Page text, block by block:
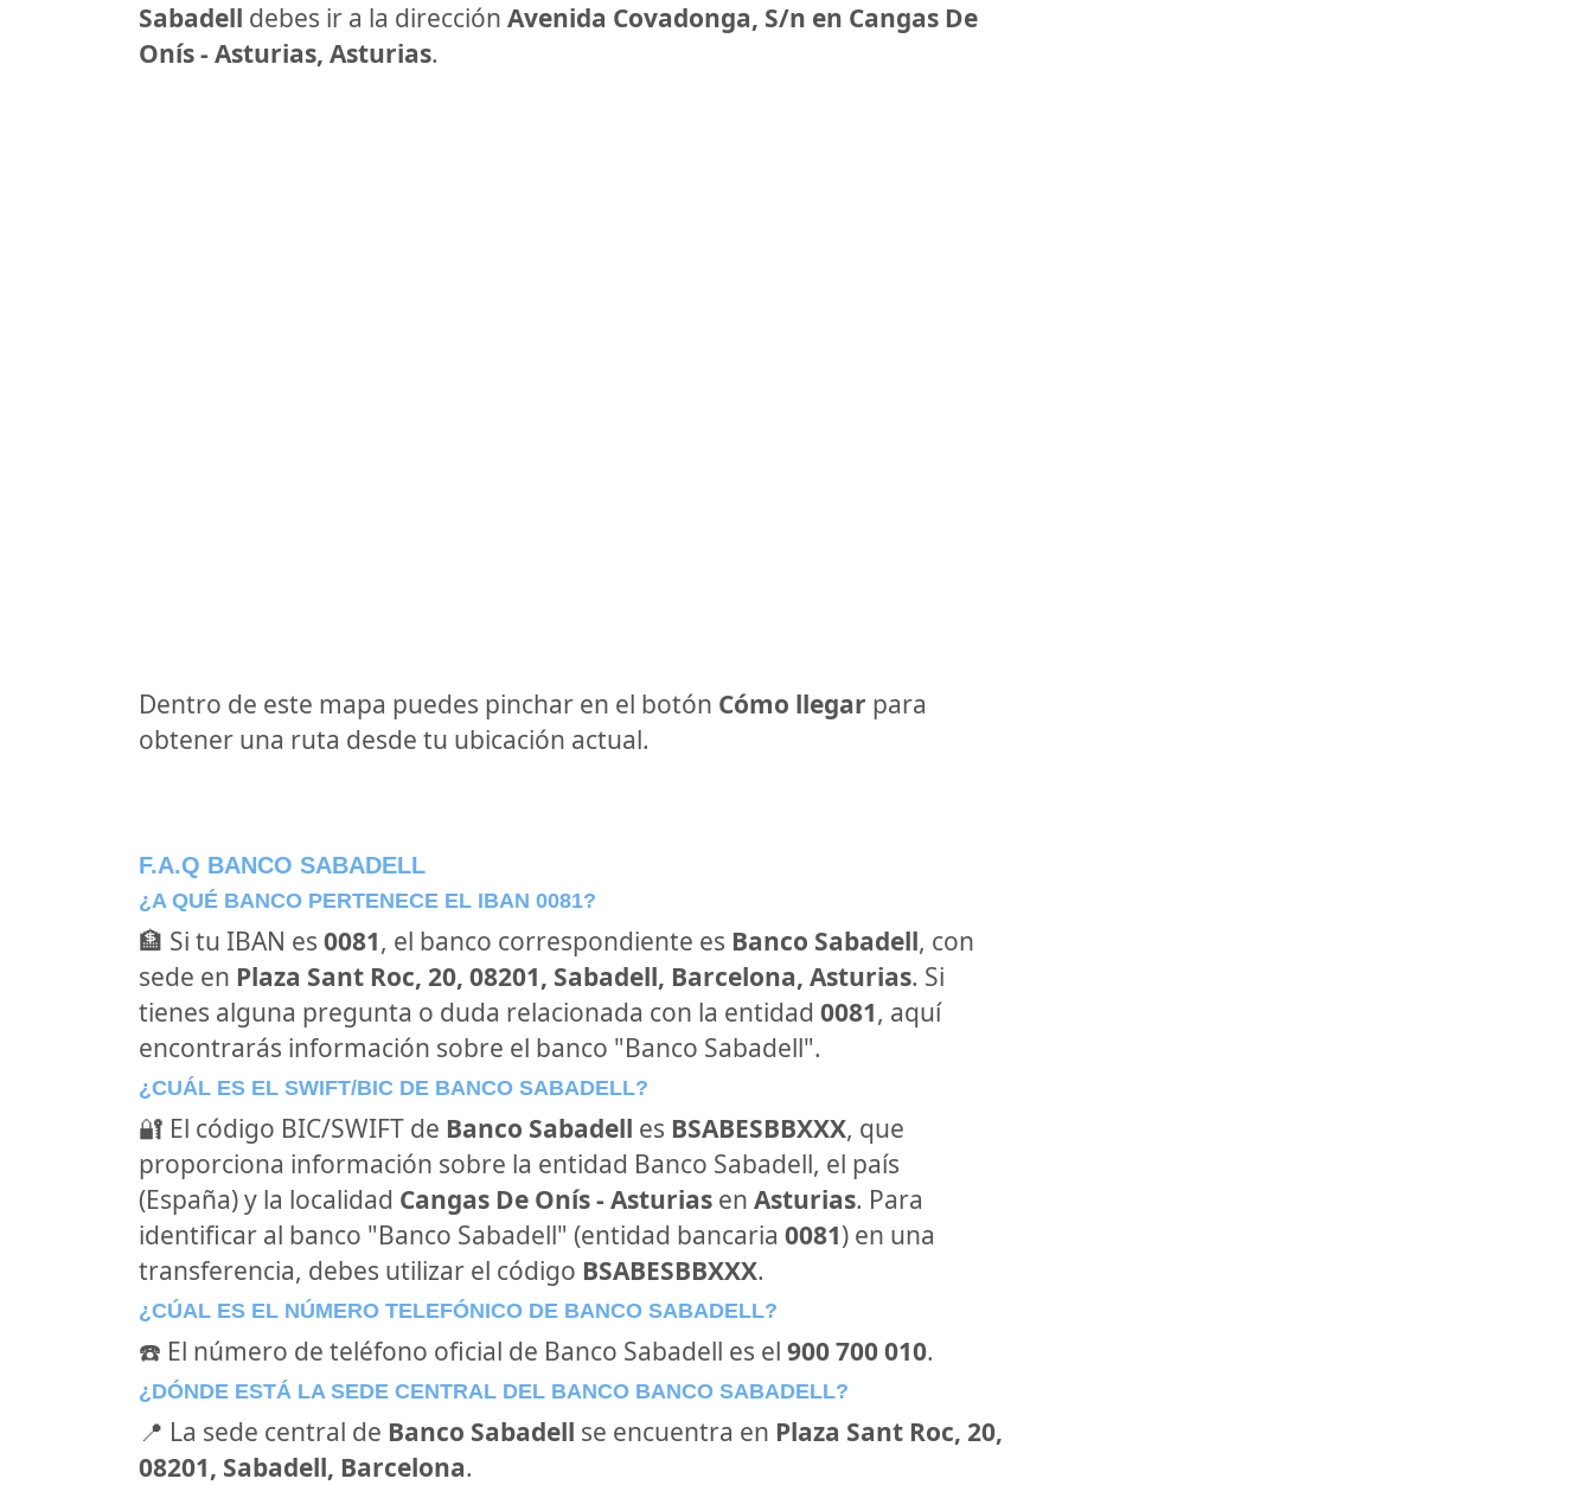
Sabadell debes ir a la dirección Avenida Covadonga, S/n en Cangas De
Onís - Asturias, Asturias.
Dentro de este mapa puedes pinchar en el botón Cómo llegar para
obtener una ruta desde tu ubicación actual.
F.A.Q BANCO SABADELL
¿A QUÉ BANCO PERTENECE EL IBAN 0081?
🏦 Si tu IBAN es 0081, el banco correspondiente es Banco Sabadell, con
sede en Plaza Sant Roc, 20, 08201, Sabadell, Barcelona, Asturias. Si
tienes alguna pregunta o duda relacionada con la entidad 0081, aquí
encontrarás información sobre el banco "Banco Sabadell".
¿CUÁL ES EL SWIFT/BIC DE BANCO SABADELL?
🔐 El código BIC/SWIFT de Banco Sabadell es BSABESBBXXX, que
proporciona información sobre la entidad Banco Sabadell, el país
(España) y la localidad Cangas De Onís - Asturias en Asturias. Para
identificar al banco "Banco Sabadell" (entidad bancaria 0081) en una
transferencia, debes utilizar el código BSABESBBXXX.
¿CÚAL ES EL NÚMERO TELEFÓNICO DE BANCO SABADELL?
☎️ El número de teléfono oficial de Banco Sabadell es el 900 700 010.
¿DÓNDE ESTÁ LA SEDE CENTRAL DEL BANCO BANCO SABADELL?
📍 La sede central de Banco Sabadell se encuentra en Plaza Sant Roc, 20,
08201, Sabadell, Barcelona.